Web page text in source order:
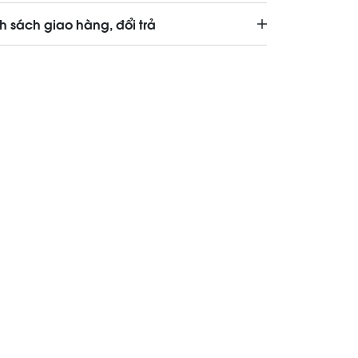
sách giao hàng, đổi trả